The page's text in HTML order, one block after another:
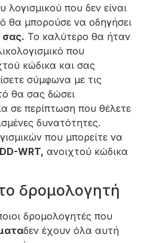
που δεν είναι
θα μπορούσε να οδηγήσει
σας. Το καλύτερο θα ήταν
που
κώδικα και σας
σύμφωνα με τις
θα σας δώσει
σε περίπτωση που θέλετε
δυνατότητες.
που μπορείτε να
DD-WRT, ανοιχτού κώδικα
δρομολογητή
δρομολογητές που
δεν έχουν όλα αυτή